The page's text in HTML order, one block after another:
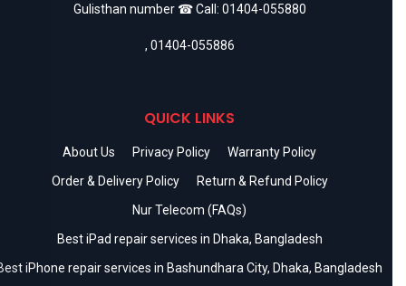
Gulisthan number ☎ Call: 01404-055880
, 01404-055886
QUICK LINKS
About Us Privacy Policy
Warranty Policy
Order & Delivery Policy
Return & Refund Policy
Nur Telecom (FAQs)
Best iPad repair services in Dhaka, Bangladesh
iPhone repair services in Bashundhara City, Dhaka, Bangladesh